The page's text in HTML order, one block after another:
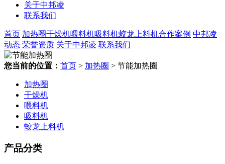
关于中邦凌
联系我们
首页 加热圈干燥机喂料机吸料机蛟龙上料机合作案例 中邦凌
动态 荣誉资质 关于中邦凌 联系我们
您当前的位置： 首页 > 加热圈 > 节能加热圈
加热圈
干燥机
喂料机
吸料机
蛟龙上料机
产品分类